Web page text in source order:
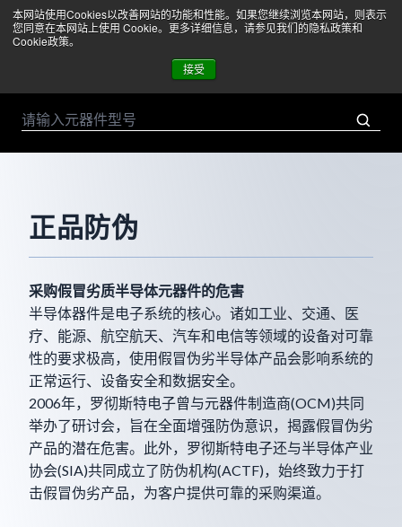
本网站使用Cookies以改善网站的功能和性能。如果您继续浏览本网站，则表示
您同意在本网站上使用 Cookie。更多详细信息，请参见我们的隐私政策和
Cookie政策。
接受
菜单
正品防伪
采购假冒劣质半导体元器件的危害
半导体器件是电子系统的核心。诸如工业、交通、医
疗、能源、航空航天、汽车和电信等领域的设备对可靠
性的要求极高，使用假冒伪劣半导体产品会影响系统的
正常运行、设备安全和数据安全。
2006年，罗彻斯特电子曾与元器件制造商(OCM)共同
举办了研讨会，旨在全面增强防伪意识，揭露假冒伪劣
产品的潜在危害。此外，罗彻斯特电子还与半导体产业
协会(SIA)共同成立了防伪机构(ACTF)，始终致力于打
击假冒伪劣产品，为客户提供可靠的采购渠道。